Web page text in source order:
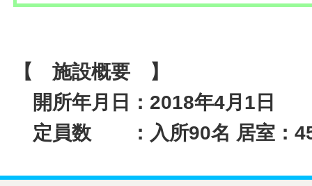
【 施設概要 】
開所年月日：2018年4月1日
定員数 ：入所90名 居室：